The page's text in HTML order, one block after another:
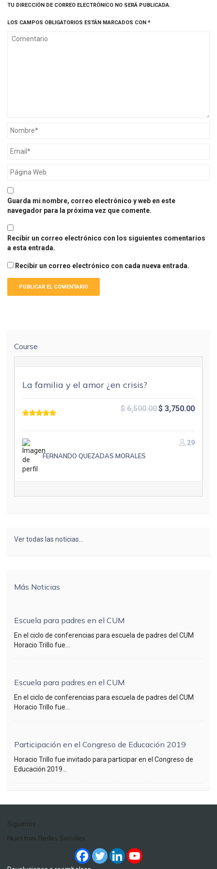
TU DIRECCIÓN DE CORREO ELECTRÓNICO NO SERÁ PUBLICADA.
LOS CAMPOS OBLIGATORIOS ESTÁN MARCADOS CON *
Guarda mi nombre, correo electrónico y web en este
navegador para la próxima vez que comente.
Recibir un correo electrónico con los siguientes comentarios
a esta entrada.
Recibir un correo electrónico con cada nueva entrada.
Course
La familia y el amor ¿en crisis?
$6,500.00El
$ 6,500.00.
$ 3,750.00El
$
FERNANDO QUEZADAS MORALES
29
Ver todas las noticias…
Más Noticias
Escuela para padres en el CUM
En el ciclo de conferencias para escuela de padres del CUM
Horacio Trillo fue...
Escuela para padres en el CUM
En el ciclo de conferencias para escuela de padres del CUM
Horacio Trillo fue...
Participación en el Congreso de Educación 2019
Horacio Trillo fue invitado para participar en el Congreso de
Educación 2019...
Síguenos
Nuestras Redes Sociales